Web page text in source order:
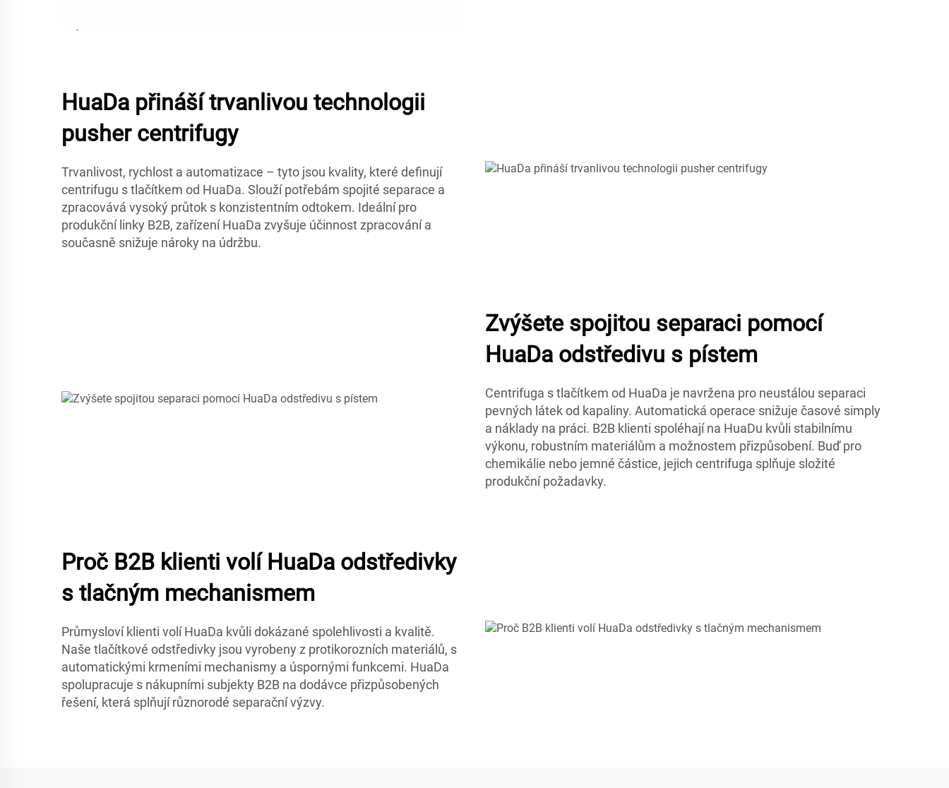
HuaDa přináší trvanlivou technologii
pusher centrifugy
Trvanlivost, rychlost a automatizace – tyto jsou kvality, které definují
centrifugu s tlačítkem od HuaDa. Slouží potřebám spojité separace a
zpracovává vysoký průtok s konzistentním odtokem. Ideální pro
produkční linky B2B, zařízení HuaDa zvyšuje účinnost zpracování a
současně snižuje nároky na údržbu.
Zvýšete spojitou separaci pomocí
HuaDa odstředivu s pístem
Centrifuga s tlačítkem od HuaDa je navržena pro neustálou separaci
pevných látek od kapaliny. Automatická operace snižuje časové simply
a náklady na práci. B2B klienti spoléhají na HuaDu kvůli stabilnímu
výkonu, robustním materiálům a možnostem přizpůsobení. Buď pro
chemikálie nebo jemné částice, jejich centrifuga splňuje složité
produkční požadavky.
Proč B2B klienti volí HuaDa odstředivky
s tlačným mechanismem
Průmysloví klienti volí HuaDa kvůli dokázané spolehlivosti a kvalitě.
Naše tlačítkové odstředivky jsou vyrobeny z protikorozních materiálů, s
automatickými krmeními mechanismy a úspornými funkcemi. HuaDa
spolupracuje s nákupními subjekty B2B na dodávce přizpůsobených
řešení, která splňují různorodé separační výzvy.